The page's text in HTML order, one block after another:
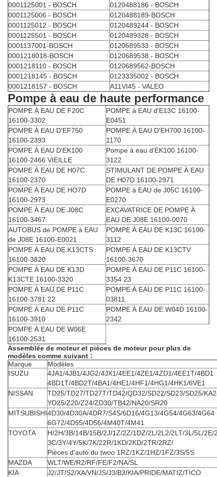
0001125001 - BOSCH
0120488186 - BOSCH
0001125006 - BOSCH
0120488189-BOSCH
0001125012 - BOSCH
0120489244 - BOSCH
0001125501 - BOSCH
0120489328 - BOSCH
0001137001-BOSCH
0120689533 - BOSCH
0001218018-BOSCH
0120689538 - BOSCH
0001218110 - BOSCH
0120689562-BOSCH
0001218145 - BOSCH
0123335002 - BOSCH
0001218157 - BOSCH
A11VI45 - VALEO
Pompe à eau de haute performance
POMPE À EAU DE F20C
16100-3302
POMPE à EAU d'E13C 16100-
E0451
POMPE À EAU D'EF750
16100-2393
POMPE À EAU D'EH700 16100-
1170
POMPE À EAU D'EK100
16100-2466 VIEILLE
Pompe à eau d'EK100 16100-
3122
POMPE À EAU DE H07C
16100-2370
STIMULANT DE POMPE À EAU
DE H07D 16100-2971
POMPE À EAU DE HO7D
16100-2973
POMPE à EAU de J05C 16100-
E0270
POMPE À EAU DE J08C
16100-3467
EXCAVATRICE DE POMPE À
EAU DE J08E 16100-0070
AUTOBUS de POMPE à EAU
de J08E 16100-E0021
POMPE À EAU DE K13C 16100-
3112
POMPE À EAU DE K13CTS
16100-3820
POMPE À EAU DE K13CTV
16100-3670
POMPE À EAU DE K13D
K13CTE 16100-3320
POMPE À EAU DE P11C 16100-
3354 23
POMPE À EAU DE P11C
16100-3781 22
POMPE À EAU DE P11C 16100-
03811
POMPE À EAU DE P11C
16100-3910
POMPE À EAU DE W04D 16100-
2342
POMPE À EAU DE W06E
16100-2531
Assemblée de moteur et pièces de moteur pour plus de
modèles comme suivant :
Marque
Modèles
ISUZU
4JA1/4JB1/4JG2/4JX1/4EE1/4ZE1/4ZD1/4EE1T/4BD1
4BD1T/4BD2T/4BA1/4HE1/4HF1/4HG1/4HK1/6VE1
NISSAN
TD25/TD27/TD27T/TD42/QD32/SD22/SD23/SD25/
YD25/Z20/Z24/ZD30/TB42/NA20/SR20
MITSUBISHI4D30/4D30A/4DR7/S4S/6D16/4G13/4G54/4G63/4G64
6G72/4D55/4D56/4M40T/4M41
TOYOTA
H/2H/3B/14B/15B/2J/1Z/2Z/1DZ/2L/2L2/2LT/3L/5L/2E/
3C/3Y/4Y/5K/7K/22R/1KD/2KD/2TR/2RZ/
Pièces d'auto du twoo 1RZ/1KZ/1HZ/1FZ/3S/5S
MAZDA
WLT/WE/R2/RF/FE/F2/NA/SL
KIA
J2/JT/S2/XA/VN/JS/J3/B3/KIA/PRIDE/MATIZ/TICO